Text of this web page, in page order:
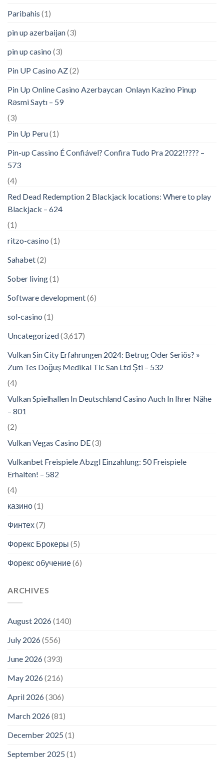
Paribahis (1)
pin up azerbaijan(3)
pin up casino (3)
Pin UP Casino AZ(2)
Pin Up Online Casino Azerbaycan ️ Onlayn Kazino Pinup
Rəsmi Saytı – 59
(3)
Pin Up Peru(1)
Pin-up Cassino É Confiável? Confira Tudo Pra 2022!???? –
573
(4)
Red Dead Redemption 2 Blackjack locations: Where to play
Blackjack – 624
(1)
ritzo-casino (1)
Sahabet(2)
Sober living(1)
Software development(6)
sol-casino (1)
Uncategorized(3,617)
Vulkan Sin City Erfahrungen 2024: Betrug Oder Seriös? »
Zum Tes Doğuş Medikal Tic San Ltd Şti – 532
(4)
Vulkan Spielhallen In Deutschland Casino Auch In Ihrer Nähe
– 801
(2)
Vulkan Vegas Casino DE(3)
Vulkanbet Freispiele Abzgl Einzahlung: 50 Freispiele
Erhalten! – 582
(4)
казино(1)
Финтех(7)
Форекс Брокеры (5)
Форекс обучение(6)
ARCHIVES
August 2026(140)
July 2026(556)
June 2026(393)
May 2026(216)
April 2026(306)
March 2026(81)
December 2025 (1)
September 2025 (1)